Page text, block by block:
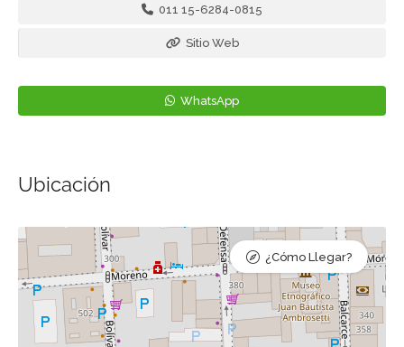
011 15-6284-0815
Sitio Web
WhatsApp
Ubicación
¿Cómo Llegar?